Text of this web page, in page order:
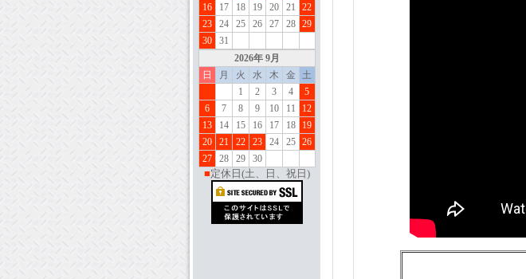
16
17 18 19 20 21
22
23
24 25 26 27 28
29
30
31
2026年 9月
日
月 火 水 木 金
土
1
2 3 4
5
6
7 8 9 10 11
12
13
14 15 16 17 18
19
20
21 22 23 24 25
26
27
28 29 30
■定休日(土、日、祝日)